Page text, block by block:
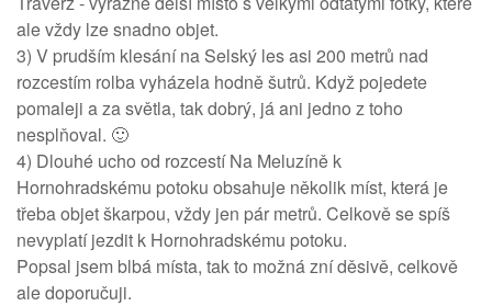
ale vždy lze snadno objet.
3) V prudším klesání na Selský les asi 200 metrů nad
rozcestím rolba vyházela hodně šutrů. Když pojedete
pomaleji a za světla, tak dobrý, já ani jedno z toho
nesplňoval. 🙂
4) Dlouhé ucho od rozcestí Na Meluzíně k
Hornohradskému potoku obsahuje několik míst, která je
třeba objet škarpou, vždy jen pár metrů. Celkově se spíš
nevyplatí jezdit k Hornohradskému potoku.
Popsal jsem blbá místa, tak to možná zní děsivě, celkově
ale doporučuji.